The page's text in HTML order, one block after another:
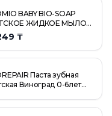
BABY BIO-SOAP
ЖИДКОЕ МЫЛО
МЛ₸
Паста зубная
Виноград 0-6лет